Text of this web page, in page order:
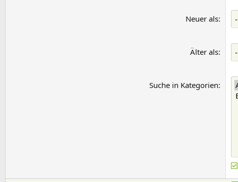
Neuer als
Älter als
Suche in Kategorien